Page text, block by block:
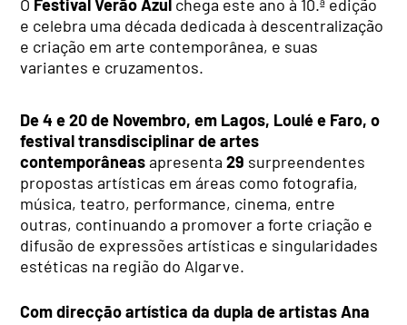
O Festival Verão Azul chega este ano à 10.ª edição
e celebra uma década dedicada à descentralização
e criação em arte contemporânea, e suas
variantes e cruzamentos.
De 4 e 20 de Novembro, em Lagos, Loulé e Faro, o
festival transdisciplinar de artes
contemporâneasapresenta29 surpreendentes
propostas artísticas em áreas como fotografia,
música, teatro, performance, cinema, entre
outras, continuando a promover a forte criação e
difusão de expressões artísticas e singularidades
estéticas na região do Algarve.
Com direcção artística da dupla de artistas Ana